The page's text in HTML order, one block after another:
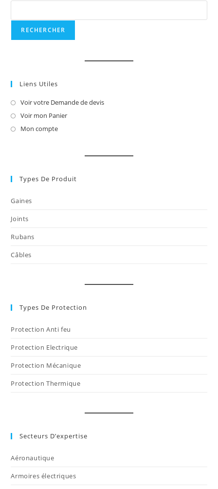
RECHERCHER
Liens Utiles
Voir votre Demande de devisS’ouvre
Voir mon PanierS’ouvre
Mon compteS’ouvre
onglet
Types De Produit
Gaines
Joints
Rubans
Câbles
Types De Protection
Protection Anti feu
Protection Electrique
Protection Mécanique
Protection Thermique
Secteurs D’expertise
Aéronautique
Armoires électriques